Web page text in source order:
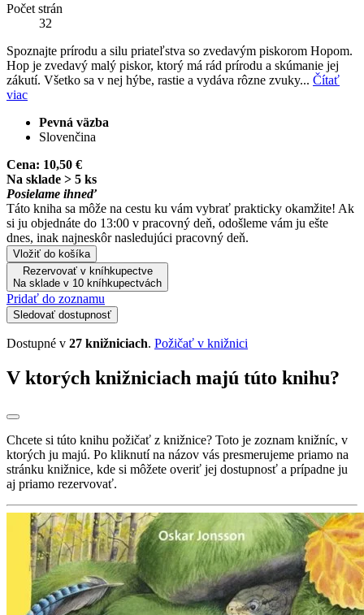
Počet strán
32
Spoznajte prírodu a silu priateľstva so zvedavým piskorom Hopom.
Hop je zvedavý malý piskor, ktorý má rád prírodu a skúmanie jej
zákutí. Všetko sa v nej hýbe, rastie a vydáva rôzne zvuky... Čítať
viac
Pevná väzba
Slovenčina
Cena: 10,50 €
Na sklade > 5 ks
Posielame ihneď
Táto kniha sa môže na cestu ku vám vybrať prakticky okamžite! Ak
si ju objednáte do 13:00 v pracovný deň, odošleme vám ju ešte
dnes, inak najneskôr nasledujúci pracovný deň.
Vložiť do košíka
Rezervovať v kníhkupectve
Na sklade v 10 kníhkupectvách
Pridať do zoznamu
Sledovať dostupnosť
Dostupné v 27 knižniciach. Požičať v knižnici
V ktorých knižniciach majú túto knihu?
Chcete si túto knihu požičať z knižnice? Toto je zoznam knižníc, v
ktorých ju majú. Po kliknutí na názov vás presmerujeme priamo na
stránku knižnice, kde si môžete overiť jej dostupnosť a prípadne ju
aj priamo rezervovať.